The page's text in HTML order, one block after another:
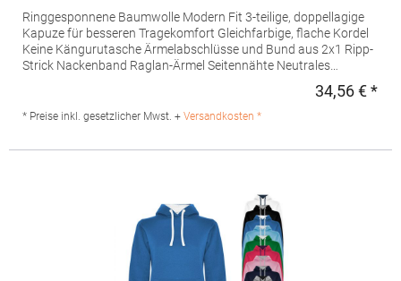
Ringgesponnene Baumwolle Modern Fit 3-teilige, doppellagige
Kapuze für besseren Tragekomfort Gleichfarbige, flache Kordel
Keine Kängurutasche Ärmelabschlüsse und Bund aus 2x1 Ripp-
Strick Nackenband Raglan-Ärmel Seitennähte Neutrales
Grammatur: 300 g/m²Materialzusammensetzung: 80%
199 44139 Dortmund Deutschland E-Mail: info@printwear.eu
34,56 € *
* Preise inkl. gesetzlicher Mwst. + Versandkosten *